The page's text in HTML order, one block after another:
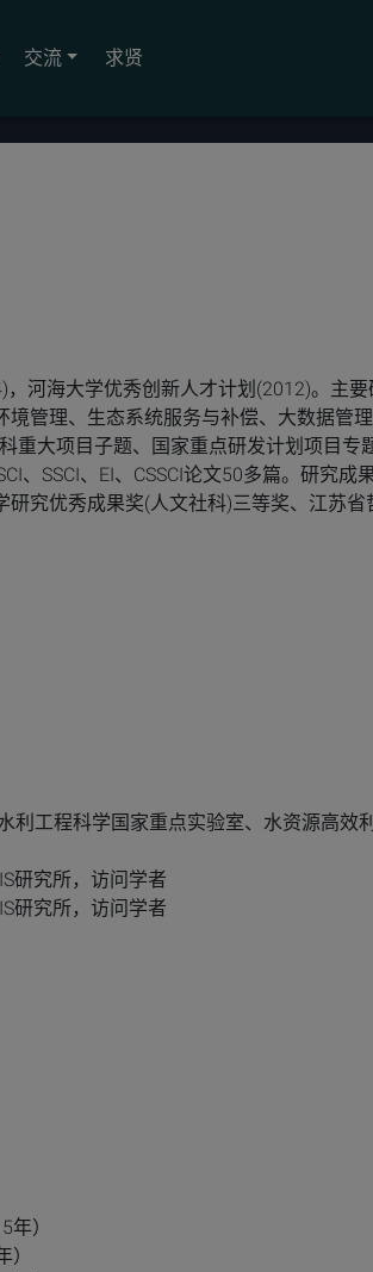
交流 求贤
河海大学优秀创新人才计划(2012)。主要
管理、生态系统服务与补偿、大数据管
大项目子题、国家重点研发计划项目专题
、SSCI、EI、CSSCI论文50多篇。研究成
究优秀成果奖(人文社科)三等奖、江苏省
利工程科学国家重点实验室、水资源高效
研究所，访问学者
研究所，访问学者
）